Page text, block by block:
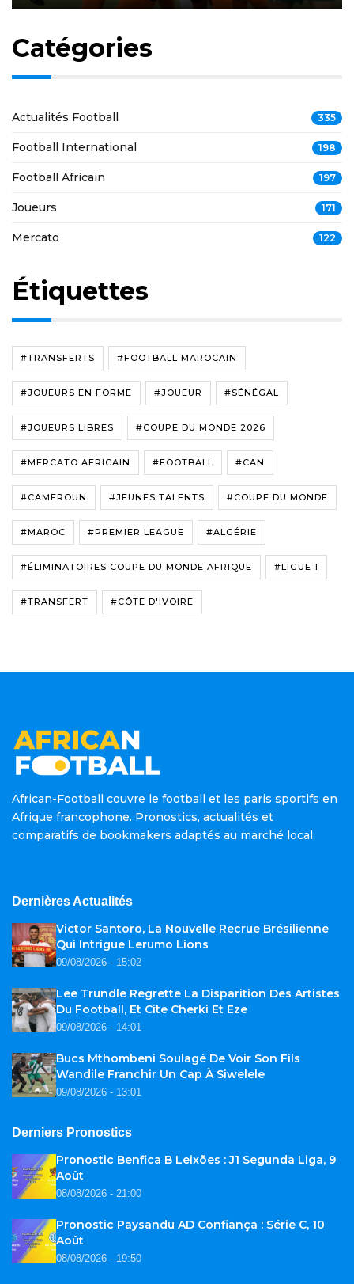
Catégories
Actualités Football 335
Football International 198
Football Africain 197
Joueurs 171
Mercato 122
Étiquettes
#TRANSFERTS #FOOTBALL MAROCAIN
#JOUEURS EN FORME #JOUEUR #SÉNÉGAL
#JOUEURS LIBRES #COUPE DU MONDE 2026
#MERCATO AFRICAIN #FOOTBALL #CAN
#CAMEROUN #JEUNES TALENTS #COUPE DU MONDE
#MAROC #PREMIER LEAGUE #ALGÉRIE
#ÉLIMINATOIRES COUPE DU MONDE AFRIQUE #LIGUE 1
#TRANSFERT #CÔTE D'IVOIRE
African-Football couvre le football et les paris sportifs en
Afrique francophone. Pronostics, actualités et
comparatifs de bookmakers adaptés au marché local.
Dernières Actualités
Victor Santoro, La Nouvelle Recrue Brésilienne
Qui Intrigue Lerumo Lions
09/08/2026 - 15:02
Lee Trundle Regrette La Disparition Des Artistes
Du Football, Et Cite Cherki Et Eze
09/08/2026 - 14:01
Bucs Mthombeni Soulagé De Voir Son Fils
Wandile Franchir Un Cap À Siwelele
09/08/2026 - 13:01
Derniers Pronostics
Pronostic Benfica B Leixões : J1 Segunda Liga, 9
Août
08/08/2026 - 21:00
Pronostic Paysandu AD Confiança : Série C, 10
Août
08/08/2026 - 19:50